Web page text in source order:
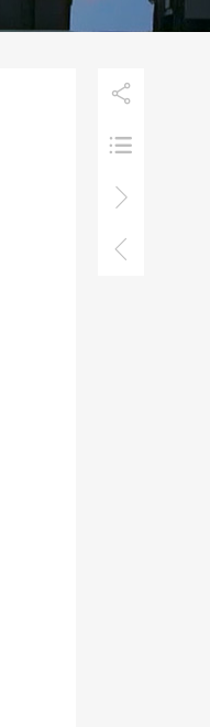



